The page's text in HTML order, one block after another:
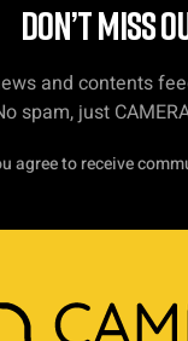
DON’T MISS
and contents
spam, just
agree to receive